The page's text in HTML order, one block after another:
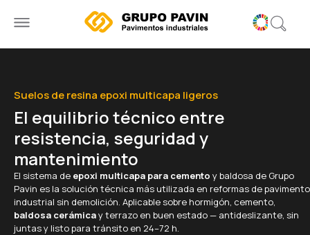
Suelos de resina epoxi multicapa ligeros
El equilibrio técnico entre
resistencia, seguridad y
mantenimiento
El sistema de epoxi multicapa para cemento y baldosa de Grupo
Pavin es la solución técnica más utilizada en reformas de pavimento
industrial sin demolición. Aplicable sobre hormigón, cemento,
baldosa cerámicay terrazo en buen estado — antideslizante, sin
juntas y listo para tránsito en 24–72 h.